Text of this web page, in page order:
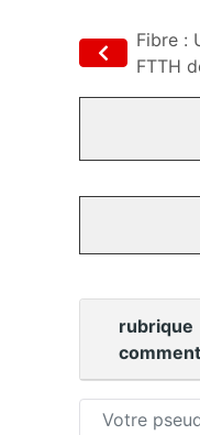
Fibre :
FTTH
rubrique